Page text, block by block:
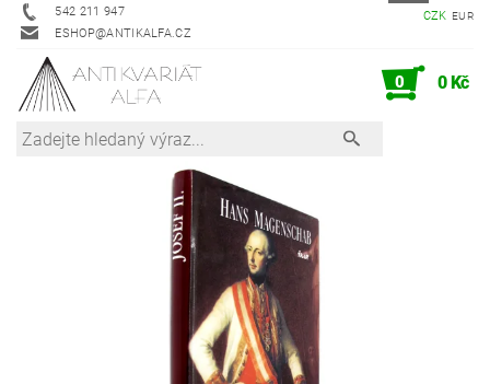
542 211 947
ESHOP@ANTIKALFA.CZ
CZK EUR
0 0 Kč